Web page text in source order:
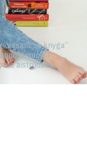
„Vasara su knyga“
šeimos ir
aistruolius